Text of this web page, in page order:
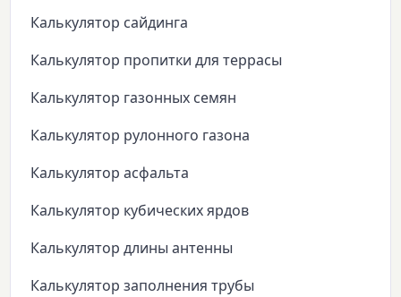
Калькулятор сайдинга
Калькулятор пропитки для террасы
Калькулятор газонных семян
Калькулятор рулонного газона
Калькулятор асфальта
Калькулятор кубических ярдов
Калькулятор длины антенны
Калькулятор заполнения трубы